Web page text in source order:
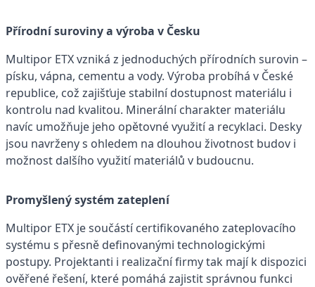
Přírodní suroviny a výroba v Česku
Multipor ETX vzniká z jednoduchých přírodních surovin –
písku, vápna, cementu a vody. Výroba probíhá v České
republice, což zajišťuje stabilní dostupnost materiálu i
kontrolu nad kvalitou. Minerální charakter materiálu
navíc umožňuje jeho opětovné využití a recyklaci. Desky
jsou navrženy s ohledem na dlouhou životnost budov i
možnost dalšího využití materiálů v budoucnu.
Promyšlený systém zateplení
Multipor ETX je součástí certifikovaného zateplovacího
systému s přesně definovanými technologickými
postupy. Projektanti i realizační firmy tak mají k dispozici
ověřené řešení, které pomáhá zajistit správnou funkci